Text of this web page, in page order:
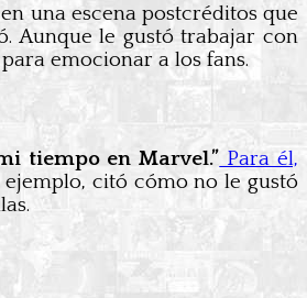
una escena postcréditos que
Aunque le gustó trabajar con
emocionar a los fans.
tiempo en Marvel.” Para él,
ejemplo, citó cómo no le gustó